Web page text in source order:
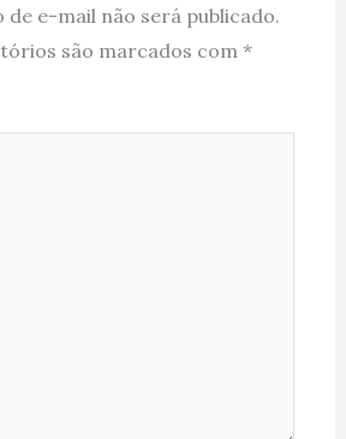
de e-mail não será publicado.
são marcados com *